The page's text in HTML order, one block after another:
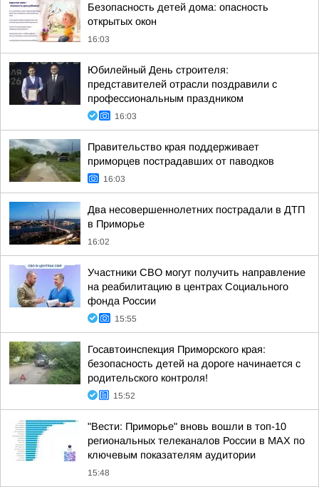
Безопасность детей дома: опасность
открытых окон
16:03
Юбилейный День строителя:
представителей отрасли поздравили с
профессиональным праздником
16:03
Правительство края поддерживает
приморцев пострадавших от паводков
16:03
Два несовершеннолетних пострадали в ДТП
в Приморье
16:02
Участники СВО могут получить направление
на реабилитацию в центрах Социального
фонда России
15:55
Госавтоинспекция Приморского края:
безопасность детей на дороге начинается с
родительского контроля!
15:52
"Вести: Приморье" вновь вошли в топ-10
региональных телеканалов России в МАХ по
ключевым показателям аудитории
15:48